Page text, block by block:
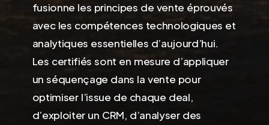
fusionne les principes de vente éprouvés
avec les compétences technologiques et
analytiques essentielles d’aujourd’hui.
Les certifiés sont en mesure d’appliquer
un séquençage dans la vente pour
optimiser l’issue de chaque deal,
d’exploiter un CRM, d’analyser des